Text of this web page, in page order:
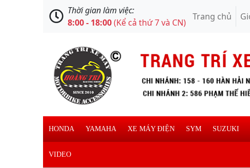
Thời gian làm việc:
8:00 - 18:00(Kể cả thứ 7 và CN)
Trang chủ
HONDA YAMAHA XE MÁY ĐIỆN SYM SUZUKI
VIDEO